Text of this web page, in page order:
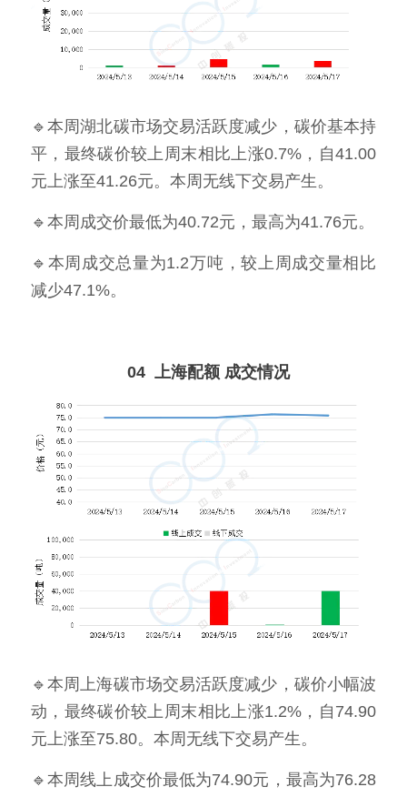
🔹本周湖北碳市场交易活跃度减少，碳价基本持
平，最终碳价较上周末相比上涨0.7%，自41.00
元上涨至41.26元。本周无线下交易产生。
🔹本周成交价最低为40.72元，最高为41.76元。
🔹本周成交总量为1.2万吨，较上周成交量相比
减少47.1%。
  04  上海配额 成交情况
🔹本周上海碳市场交易活跃度减少，碳价小幅波
动，最终碳价较上周末相比上涨1.2%，自74.90
元上涨至75.80。本周无线下交易产生。
🔹本周线上成交价最低为74.90元，最高为76.28